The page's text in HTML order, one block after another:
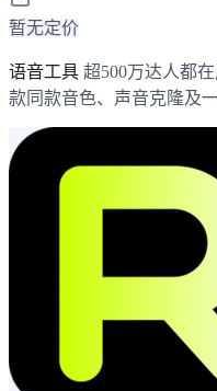
暂无定价
语音工具 超500万达人都
款同款音色、声音克隆及